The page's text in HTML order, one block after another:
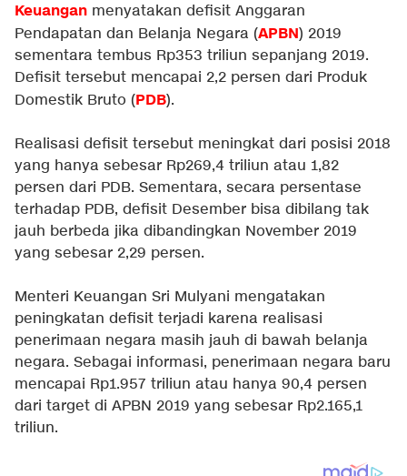
Keuangan menyatakan defisit Anggaran
Pendapatan dan Belanja Negara (APBN) 2019
sementara tembus Rp353 triliun sepanjang 2019.
Defisit tersebut mencapai 2,2 persen dari Produk
Domestik Bruto (PDB).
Realisasi defisit tersebut meningkat dari posisi 2018
yang hanya sebesar Rp269,4 triliun atau 1,82
persen dari PDB. Sementara, secara persentase
terhadap PDB, defisit Desember bisa dibilang tak
jauh berbeda jika dibandingkan November 2019
yang sebesar 2,29 persen.
Menteri Keuangan Sri Mulyani mengatakan
peningkatan defisit terjadi karena realisasi
penerimaan negara masih jauh di bawah belanja
negara. Sebagai informasi, penerimaan negara baru
mencapai Rp1.957 triliun atau hanya 90,4 persen
dari target di APBN 2019 yang sebesar Rp2.165,1
triliun.